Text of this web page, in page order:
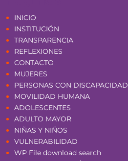
INICIO
INSTITUCIÓN
TRANSPARENCIA
REFLEXIONES
CONTACTO
MUJERES
PERSONAS CON DISCAPACIDAD
MOVILIDAD HUMANA
ADOLESCENTES
ADULTO MAYOR
NIÑAS Y NIÑOS
VULNERABILIDAD
WP File download search